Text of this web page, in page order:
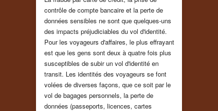
contrôle de compte bancaire et la perte de
données sensibles ne sont que quelques-uns
des impacts préjudiciables du vol d'identité.
Pour les voyageurs d'affaires, le plus effrayant
est que les gens sont deux à quatre fois plus
susceptibles de subir un vol d'identité en
transit. Les identités des voyageurs se font
volées de diverses façons, que ce soit par le
vol de bagages personnels, la perte de
données (passeports, licences, cartes